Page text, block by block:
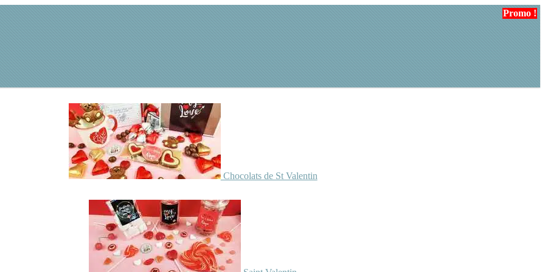
Chocolats de St Valentin
Promo !
Promo !